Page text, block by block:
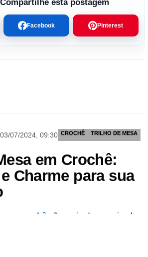
esta postagem
Facebook Pinterest
03/07/2024, 09:30 CROCHÊ TRILHO DE MESA
em Crochê:
Charme para sua
em crochê são mais do que simples